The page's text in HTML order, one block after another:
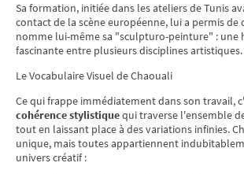
Sa formation, initiée dans les ateliers de Tunis
contact de la scène européenne, lui a permis de
nomme lui-même sa "sculpturo-peinture" : une
fascinante entre plusieurs disciplines artistiques.
Le Vocabulaire Visuel de Chaouali
Ce qui frappe immédiatement dans son travail,
cohérence stylistiquequi traverse l'ensemble
tout en laissant place à des variations infinies.
unique, mais toutes appartiennent
univers créatif :